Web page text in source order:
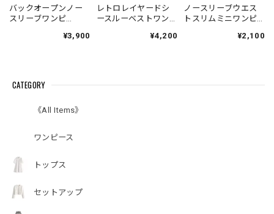
バックオープンノー
スリーブワンピ
¥3,900
レトロレイヤードシ
ースルーベストワン
¥4,200
ノースリーブウエス
トスリムミニワンピ
¥2,100
CATEGORY
《All Items》
ワンピース
トップス
セットアップ